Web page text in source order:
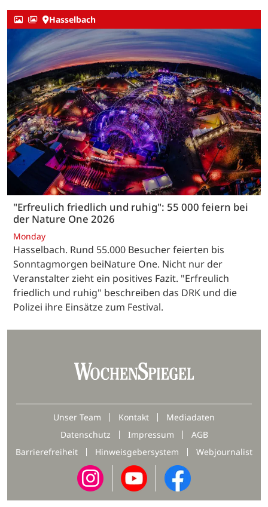
Hasselbach
"Erfreulich friedlich und ruhig": 55 000 feiern bei
der Nature One 2026
Monday
Hasselbach. Rund 55.000 Besucher feierten bis
Sonntagmorgen beiNature One. Nicht nur der
Veranstalter zieht ein positives Fazit. "Erfreulich
friedlich und ruhig" beschreiben das DRK und die
Polizei ihre Einsätze zum Festival.
Unser Team Kontakt
Mediadaten
Datenschutz
Impressum
AGB
Barrierefreiheit
Hinweisgebersystem Webjournalist